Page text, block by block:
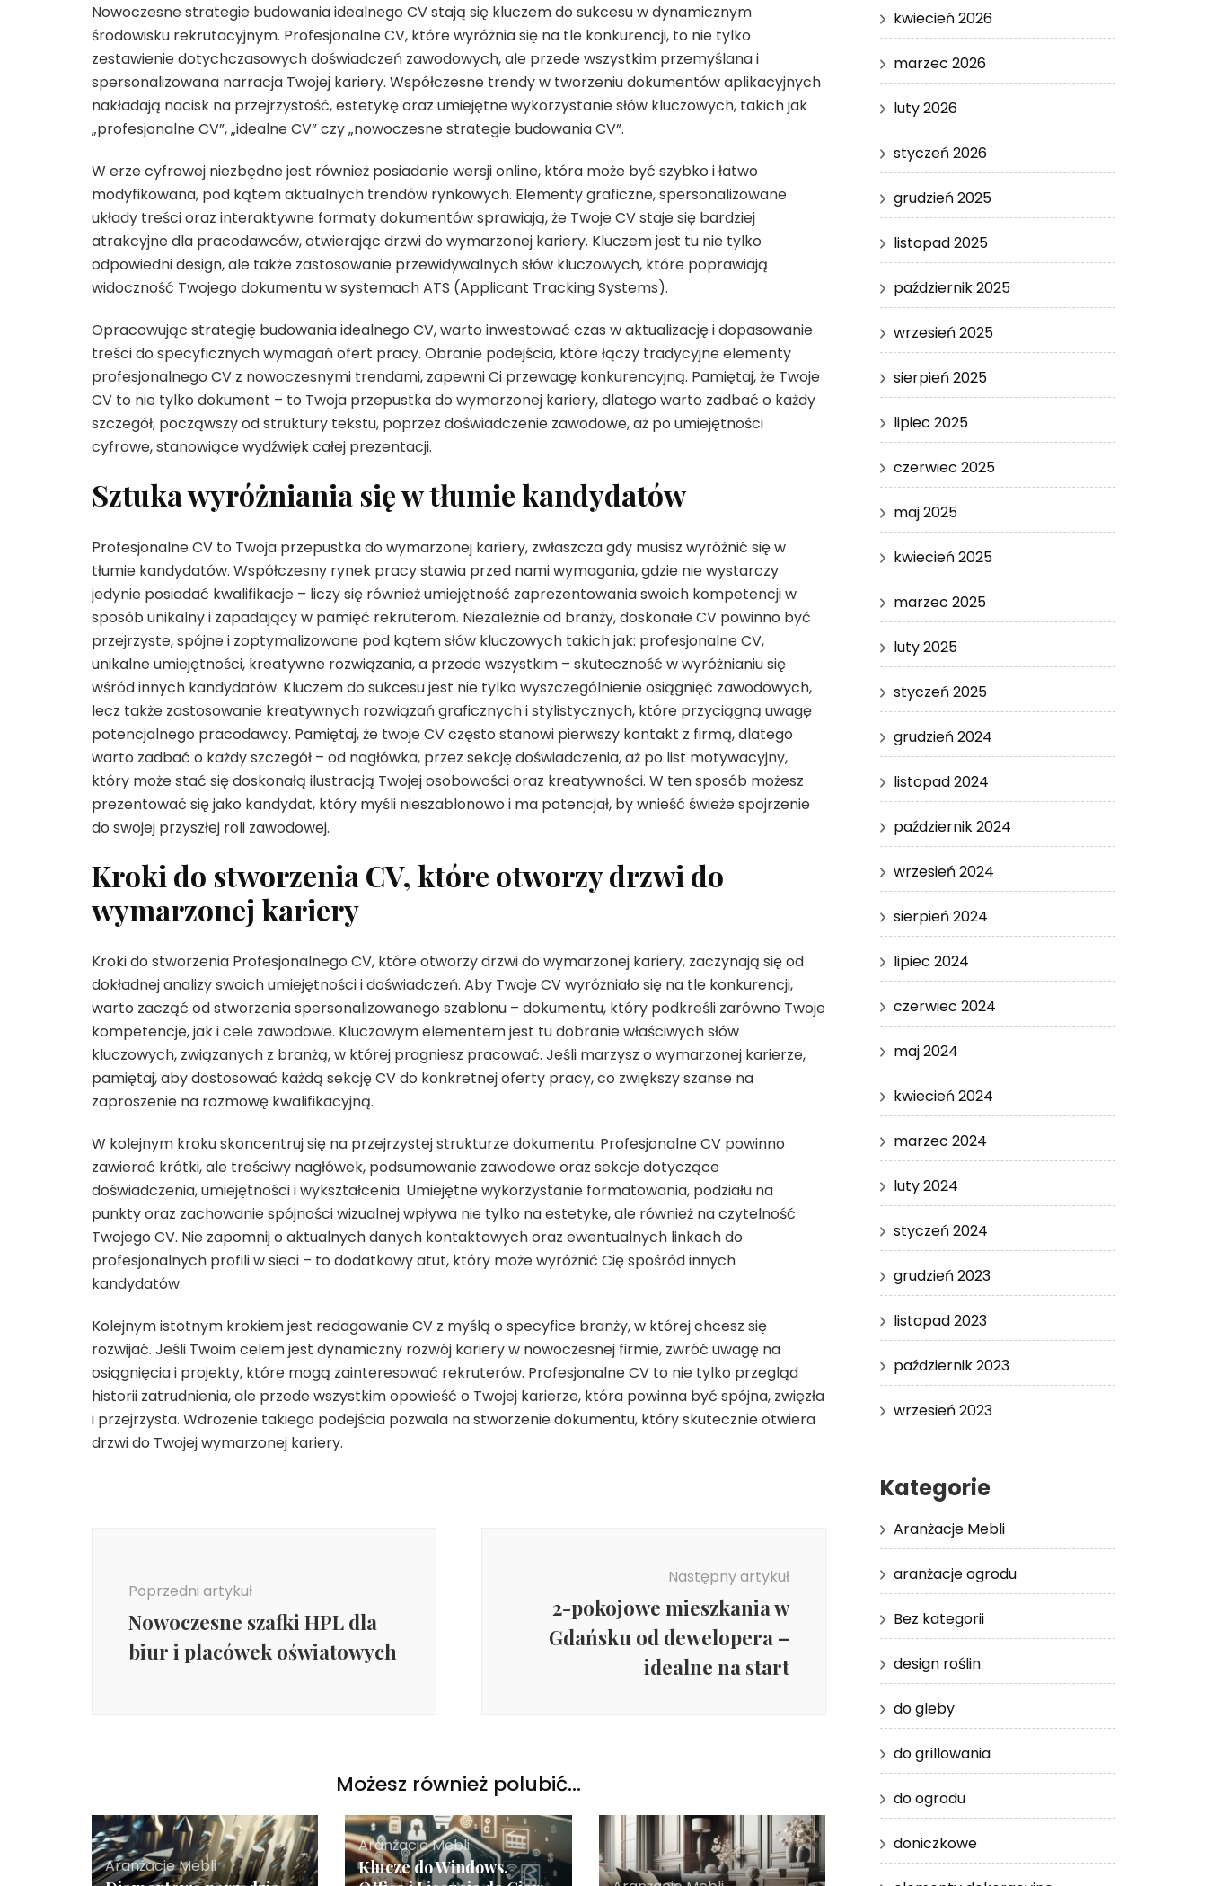
Nowoczesne strategie budowania idealnego CV stają się kluczem do sukcesu w dynamicznym
środowisku rekrutacyjnym. Profesjonalne CV, które wyróżnia się na tle konkurencji, to nie tylko
zestawienie dotychczasowych doświadczeń zawodowych, ale przede wszystkim przemyślana i
spersonalizowana narracja Twojej kariery. Współczesne trendy w tworzeniu dokumentów aplikacyjnych
nakładają nacisk na przejrzystość, estetykę oraz umiejętne wykorzystanie słów kluczowych, takich jak
„profesjonalne CV”, „idealne CV” czy „nowoczesne strategie budowania CV”.
W erze cyfrowej niezbędne jest również posiadanie wersji online, która może być szybko i łatwo
modyfikowana, pod kątem aktualnych trendów rynkowych. Elementy graficzne, spersonalizowane
układy treści oraz interaktywne formaty dokumentów sprawiają, że Twoje CV staje się bardziej
atrakcyjne dla pracodawców, otwierając drzwi do wymarzonej kariery. Kluczem jest tu nie tylko
odpowiedni design, ale także zastosowanie przewidywalnych słów kluczowych, które poprawiają
widoczność Twojego dokumentu w systemach ATS (Applicant Tracking Systems).
Opracowując strategię budowania idealnego CV, warto inwestować czas w aktualizację i dopasowanie
treści do specyficznych wymagań ofert pracy. Obranie podejścia, które łączy tradycyjne elementy
profesjonalnego CV z nowoczesnymi trendami, zapewni Ci przewagę konkurencyjną. Pamiętaj, że Twoje
CV to nie tylko dokument – to Twoja przepustka do wymarzonej kariery, dlatego warto zadbać o każdy
szczegół, począwszy od struktury tekstu, poprzez doświadczenie zawodowe, aż po umiejętności
cyfrowe, stanowiące wydźwięk całej prezentacji.
Sztuka wyróżniania się w tłumie kandydatów
Profesjonalne CV to Twoja przepustka do wymarzonej kariery, zwłaszcza gdy musisz wyróżnić się w
tłumie kandydatów. Współczesny rynek pracy stawia przed nami wymagania, gdzie nie wystarczy
jedynie posiadać kwalifikacje – liczy się również umiejętność zaprezentowania swoich kompetencji w
sposób unikalny i zapadający w pamięć rekruterom. Niezależnie od branży, doskonałe CV powinno być
przejrzyste, spójne i zoptymalizowane pod kątem słów kluczowych takich jak: profesjonalne CV,
unikalne umiejętności, kreatywne rozwiązania, a przede wszystkim – skuteczność w wyróżnianiu się
wśród innych kandydatów. Kluczem do sukcesu jest nie tylko wyszczególnienie osiągnięć zawodowych,
lecz także zastosowanie kreatywnych rozwiązań graficznych i stylistycznych, które przyciągną uwagę
potencjalnego pracodawcy. Pamiętaj, że twoje CV często stanowi pierwszy kontakt z firmą, dlatego
warto zadbać o każdy szczegół – od nagłówka, przez sekcję doświadczenia, aż po list motywacyjny,
który może stać się doskonałą ilustracją Twojej osobowości oraz kreatywności. W ten sposób możesz
prezentować się jako kandydat, który myśli nieszablonowo i ma potencjał, by wnieść świeże spojrzenie
do swojej przyszłej roli zawodowej.
Kroki do stworzenia CV, które otworzy drzwi do
wymarzonej kariery
Kroki do stworzenia Profesjonalnego CV, które otworzy drzwi do wymarzonej kariery, zaczynają się od
dokładnej analizy swoich umiejętności i doświadczeń. Aby Twoje CV wyróżniało się na tle konkurencji,
warto zacząć od stworzenia spersonalizowanego szablonu – dokumentu, który podkreśli zarówno Twoje
kompetencje, jak i cele zawodowe. Kluczowym elementem jest tu dobranie właściwych słów
kluczowych, związanych z branżą, w której pragniesz pracować. Jeśli marzysz o wymarzonej karierze,
pamiętaj, aby dostosować każdą sekcję CV do konkretnej oferty pracy, co zwiększy szanse na
zaproszenie na rozmowę kwalifikacyjną.
W kolejnym kroku skoncentruj się na przejrzystej strukturze dokumentu. Profesjonalne CV powinno
zawierać krótki, ale treściwy nagłówek, podsumowanie zawodowe oraz sekcje dotyczące
doświadczenia, umiejętności i wykształcenia. Umiejętne wykorzystanie formatowania, podziału na
punkty oraz zachowanie spójności wizualnej wpływa nie tylko na estetykę, ale również na czytelność
Twojego CV. Nie zapomnij o aktualnych danych kontaktowych oraz ewentualnych linkach do
profesjonalnych profili w sieci – to dodatkowy atut, który może wyróżnić Cię spośród innych
kandydatów.
Kolejnym istotnym krokiem jest redagowanie CV z myślą o specyfice branży, w której chcesz się
rozwijać. Jeśli Twoim celem jest dynamiczny rozwój kariery w nowoczesnej firmie, zwróć uwagę na
osiągnięcia i projekty, które mogą zainteresować rekruterów. Profesjonalne CV to nie tylko przegląd
historii zatrudnienia, ale przede wszystkim opowieść o Twojej karierze, która powinna być spójna, zwięzła
i przejrzysta. Wdrożenie takiego podejścia pozwala na stworzenie dokumentu, który skutecznie otwiera
drzwi do Twojej wymarzonej kariery.
Poprzedni artykuł
Nowoczesne szafki HPL dla
biur i placówek oświatowych
Następny artykuł
2-pokojowe mieszkania w
Gdańsku od dewelopera –
idealne na start
Możesz również polubić…
Aranżacje Mebli
Aranżacje Mebli
Klucze do Windows,
kwiecień 2026
marzec 2026
luty 2026
styczeń 2026
grudzień 2025
listopad 2025
październik 2025
wrzesień 2025
sierpień 2025
lipiec 2025
czerwiec 2025
maj 2025
kwiecień 2025
marzec 2025
luty 2025
styczeń 2025
grudzień 2024
listopad 2024
październik 2024
wrzesień 2024
sierpień 2024
lipiec 2024
czerwiec 2024
maj 2024
kwiecień 2024
marzec 2024
luty 2024
styczeń 2024
grudzień 2023
listopad 2023
październik 2023
wrzesień 2023
Kategorie
Aranżacje Mebli
aranżacje ogrodu
Bez kategorii
design roślin
do gleby
do grillowania
do ogrodu
doniczkowe